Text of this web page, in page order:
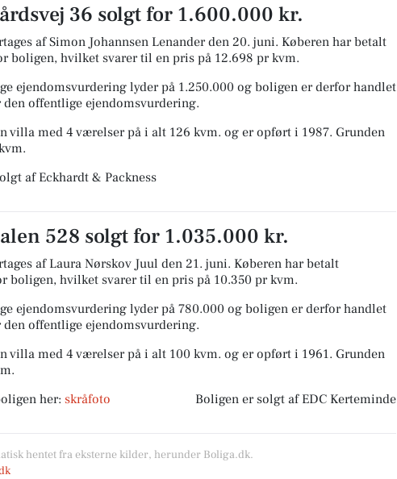
36 solgt for 1.600.000 kr.
af Simon Johannsen Lenander den 20. juni. Køberen har betalt
boligen, hvilket svarer til en pris på 12.698 pr kvm.
ejendomsvurdering lyder på 1.250.000 og boligen er derfor handlet
offentlige ejendomsvurdering.
villa med 4 værelser på i alt 126 kvm. og er opført i 1987. Grunden
af Eckhardt & Packness
528 solgt for 1.035.000 kr.
af Laura Nørskov Juul den 21. juni. Køberen har betalt
boligen, hvilket svarer til en pris på 10.350 pr kvm.
ejendomsvurdering lyder på 780.000 og boligen er derfor handlet
offentlige ejendomsvurdering.
villa med 4 værelser på i alt 100 kvm. og er opført i 1961. Grunden
her: skråfoto Boligen er solgt af EDC Kerteminde
hentet fra eksterne kilder, herunder Boliga.dk.